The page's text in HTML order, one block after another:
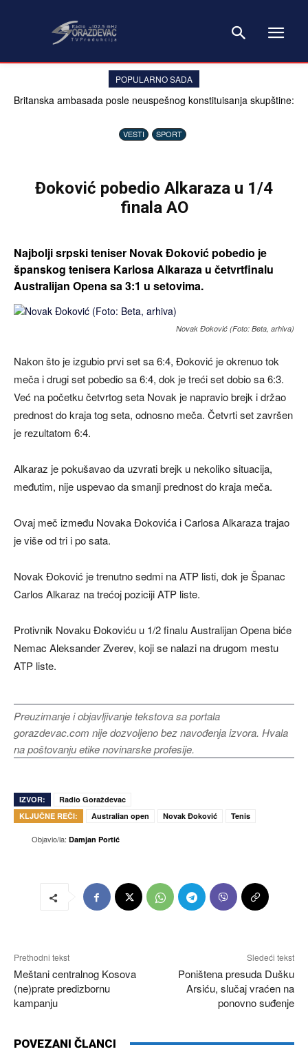
POPULARNO SADA
Britanska ambasada posle neuspešnog konstituisanja skupštine:
VESTI SPORT
Đoković pobedio Alkaraza u 1/4
finala AO
Najbolji srpski teniser Novak Đoković pobedio je
španskog tenisera Karlosa Alkaraza u četvrtfinalu
Australijan Opena sa 3:1 u setovima.
Novak Đoković (Foto: Beta, arhiva)
Nakon što je izgubio prvi set sa 6:4, Đoković je okrenuo tok
meča i drugi set pobedio sa 6:4, dok je treći set dobio sa 6:3.
Već na početku četvrtog seta Novak je napravio brejk i držao
prednost do kraja tog seta, odnosno meča. Četvrti set završen
je rezultatom 6:4.
Alkaraz je pokušavao da uzvrati brejk u nekoliko situacija,
međutim, nije uspevao da smanji prednost do kraja meča.
Ovaj meč između Novaka Đokovića i Carlosa Alkaraza trajao
je više od tri i po sata.
Novak Đoković je trenutno sedmi na ATP listi, dok je Španac
Carlos Alkaraz na trećoj poziciji ATP liste.
Protivnik Novaku Đokoviću u 1/2 finalu Australijan Opena biće
Nemac Aleksander Zverev, koji se nalazi na drugom mestu
ATP liste.
Preuzimanje i objavljivanje tekstova sa portala
gorazdevac.com nije dozvoljeno bez navođenja izvora. Hvala
na poštovanju etike novinarske profesije.
IZVOR:
Radio Goraždevac
KLJUČNE REČI:
Australian open Novak Đoković Tenis
Objavio/la: Damjan Portić
Prethodni tekst
Meštani centralnog Kosova
(ne)prate predizbornu
kampanju
Sledeći tekst
Poništena presuda Dušku
Arsiću, slučaj vraćen na
ponovno suđenje
POVEZANI ČLANCI